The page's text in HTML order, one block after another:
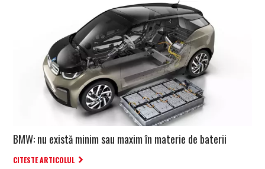
BMW: nu există minim sau maxim în materie de baterii
CITESTE ARTICOLUL